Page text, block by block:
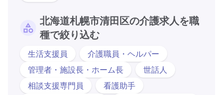
北海道札幌市清田区の介護求人を職
種で絞り込む
生活支援員
介護職員・ヘルパー
管理者・施設長・ホーム長
世話人
相談支援専門員
看護助手